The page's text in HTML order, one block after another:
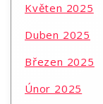
Květen 2025
Duben 2025
Březen 2025
Únor 2025